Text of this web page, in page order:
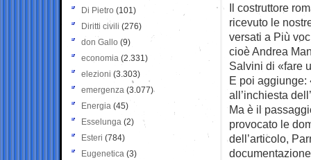
Il costruttore
ricevuto le
versati a Più
cioè Andrea
Salvini di «fare
E poi aggiunge:
all’inchiesta
Ma è il
provocato le
dell’articolo,
Di Pietro (101)
Diritti civili (276)
don Gallo (9)
economia (2.331)
elezioni (3.303)
emergenza (3.077)
Energia (45)
Esselunga (2)
Esteri (784)
Eugenetica (3)